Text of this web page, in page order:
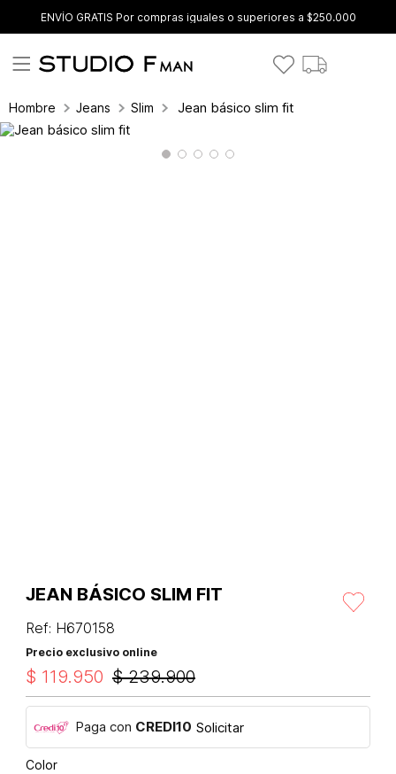
ENVÍO GRATIS Por compras iguales o superiores a $250.000
Hombre Jeans Slim Jean básico slim fit
JEAN BÁSICO SLIM FIT
Ref: H670158
Precio exclusivo online
$ 239.900
$ 119.950
Paga con CREDI10 Solicitar
Color